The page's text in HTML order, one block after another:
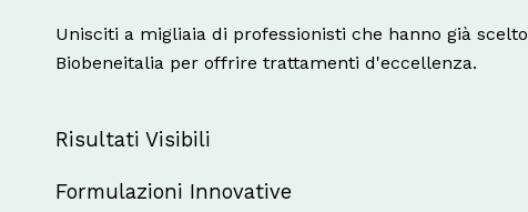
Unisciti a migliaia di professionisti che hanno già scelto
Biobeneitalia per offrire trattamenti d'eccellenza.
Risultati Visibili
Formulazioni Innovative